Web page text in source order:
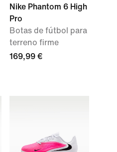
Nike Phantom 6 High
Pro
Botas de fútbol para
terreno firme
169,99 €